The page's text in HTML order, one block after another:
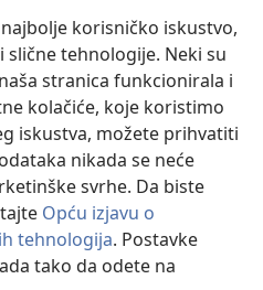
korisničko iskustvo,
tehnologije. Neki su
stranica funkcionirala i
kolačiće, koje koristimo
iskustva, možete prihvatiti
nikada se neće
svrhe. Da biste
Opću izjavu o
tehnologija. Postavke
tako da odete na
and Tract Society of Pennsylvania.